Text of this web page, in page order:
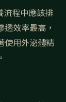
流程中應該排
效率最高，
使用外泌體精